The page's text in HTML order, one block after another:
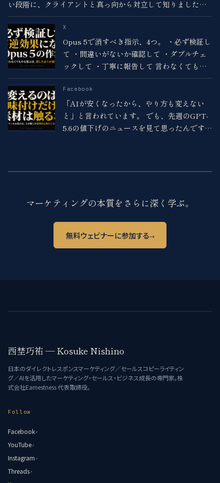
い段階に、クライアントと真っ向から対立して知りました。
ほとんどの人は施策の良し悪しだけで決めています。
X
Opus 5で消すべき指示、4つ。 ・必ず検証し
て ・間違いがないか確認して ・ダブルチェ
ックして ・丁寧に報告して 言わなくてもや
るので、二重にかかって長くなるだけ。 残す
のは外部ツールを実行させるときだけ。 足す
より減らす。
Facebook
「AIが安くなったから、やり方も変えない
と」と言われています。 でも、先週のGPT-
5.6の値下げのニュースを見て思ったんです。
マーケティングの本質をさらに深く学ぶ。
無料ウェビナーに参加する→
西埜巧祐 — Kosuke Nishino
日本のダイレクトレスポンスマーケティング／セールスコピーライティン
グ／AIを活用したマーケティング・セールス・ビジネス成長の専門家。株
式会社Earnestness 代表取締役。
Follow
Facebook↗
YouTube↗
Instagram ↗
Threads↗